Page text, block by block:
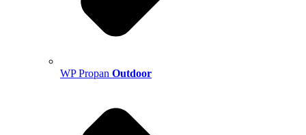
WP Propan Outdoor